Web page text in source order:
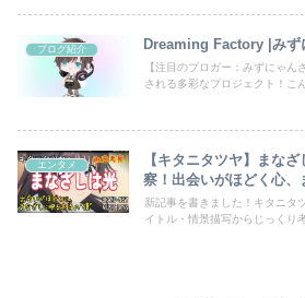
ブログ紹介 Dreaming Factory |みず
【注目のブロガー：みずにゃん
される多彩なプロジェクト！こ
エンタメ
【キタニタツヤ】まな
察！出会いがほどく心
新記事を書きました！キタニタ
イトル・情景描写からじっくり